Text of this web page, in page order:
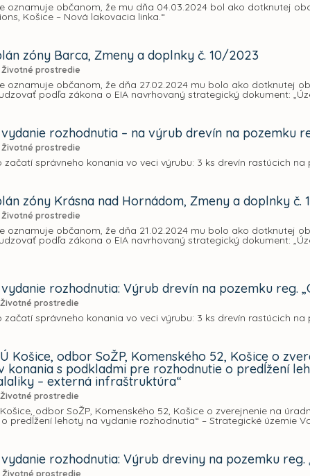
oznamuje občanom, že mu dňa 04.03.2024 bol ako dotknutej
Košice – Nová lakovacia linka.“
zóny Barca, Zmeny a doplnky č. 10/2023
Životné prostredie
oznamuje občanom, že dňa 27.02.2024 mu bolo ako dotknutej
podľa zákona o EIA navrhovaný strategický dokument:
rozhodnutia – na výrub drevín na pozemku
Životné prostredie
začatí správneho konania vo veci výrubu: 3 ks drevín rastúcich na
zóny Krásna nad Hornádom, Zmeny a doplnky č.
Životné prostredie
oznamuje občanom, že dňa 21.02.2024 mu bolo ako dotknutej
podľa zákona o EIA navrhovaný strategický dokument:
rozhodnutia: Výrub drevín na pozemku reg.
Životné prostredie
správneho konania vo veci výrubu: 3 ks drevín rastúcich na
Košice, odbor SoŽP, Komenského 52, Košice o
konania s podkladmi pre rozhodnutie o predĺžení
– externá infraštruktúra“
Životné prostredie
odbor SoŽP, Komenského 52, Košice o zverejnenie na
predĺžení lehoty na vydanie rozhodnutia“ – Strategické územie
rozhodnutia: Výrub dreviny na pozemku reg.
Životné prostredie